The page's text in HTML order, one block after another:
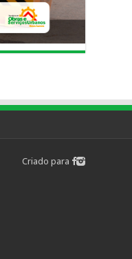
Criado para